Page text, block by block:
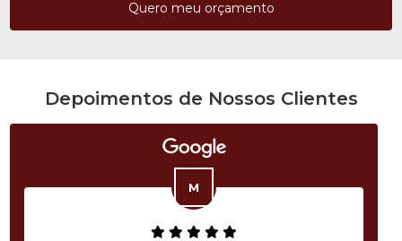
Quero meu orçamento
Depoimentos de Nossos Clientes